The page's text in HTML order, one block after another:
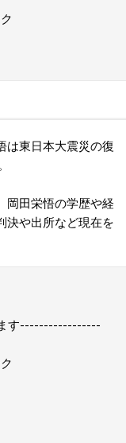
は東日本大震災の復
岡田栄悟の学歴や経
決や出所など現在を
す-----------------